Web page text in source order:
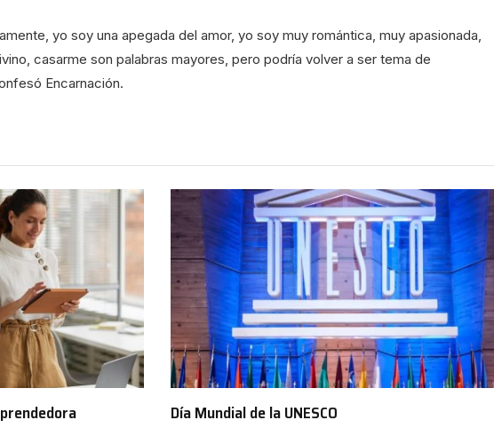
yo soy una apegada del amor, yo soy muy romántica, muy apasionada,
casarme son palabras mayores, pero podría volver a ser tema de
Encarnación.
Día Mundial de la UNESCO